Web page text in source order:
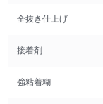
全抜き仕上げ
接着剤
強粘着糊